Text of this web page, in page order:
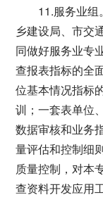
11.服务业
乡建设局、市交
同做好服务业专
查报表指标的全
位基本情况指标
训；一套表单位
数据审核和业务
量评估和控制细
质量控制，对本
查资料开发应用